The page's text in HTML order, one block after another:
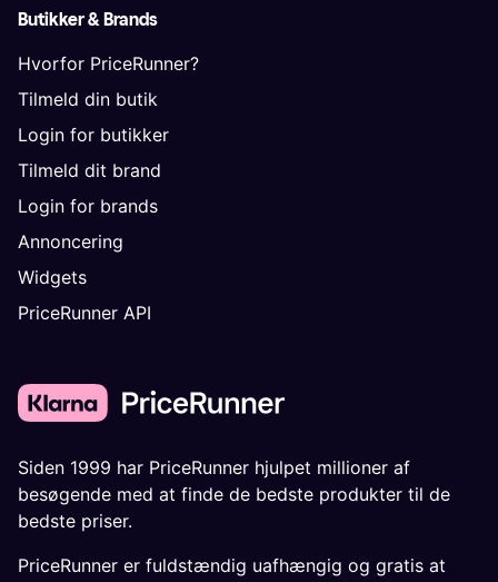
Butikker & Brands
Hvorfor PriceRunner?
Tilmeld din butik
Login for butikker
Tilmeld dit brand
Login for brands
Annoncering
Widgets
PriceRunner API
Siden 1999 har PriceRunner hjulpet millioner af
besøgende med at finde de bedste produkter til de
bedste priser.
PriceRunner er fuldstændig uafhængig og gratis at